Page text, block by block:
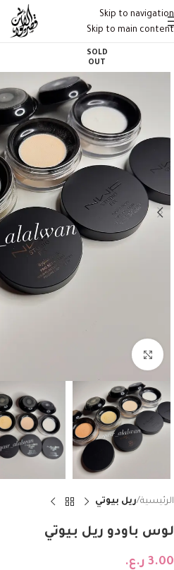
Skip to navigation
Skip to main content
SOLD
OUT
الرئيسية ريل بيوتي
لوس باودو ريل بيوتي
3.00 ر.ع.